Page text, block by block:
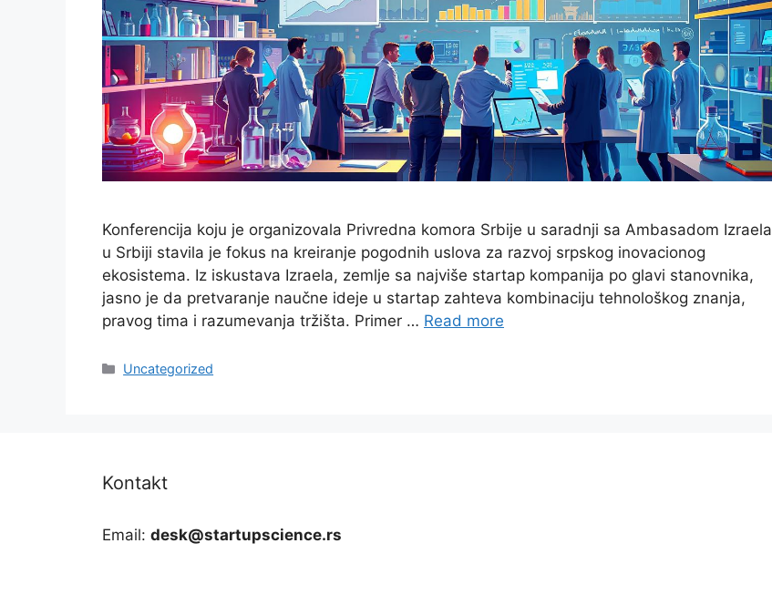
Konferencija koju je organizovala Privredna komora Srbije u saradnji sa Ambasadom Izraela
u Srbiji stavila je fokus na kreiranje pogodnih uslova za razvoj srpskog inovacionog
ekosistema. Iz iskustava Izraela, zemlje sa najviše startap kompanija po glavi stanovnika,
jasno je da pretvaranje naučne ideje u startap zahteva kombinaciju tehnološkog znanja,
pravog tima i razumevanja tržišta. Primer … Read more
Categories
Uncategorized
Kontakt
Email: desk@startupscience.rs